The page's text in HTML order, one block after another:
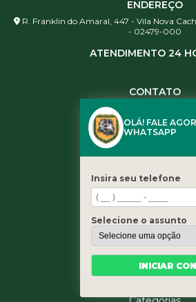
ENDEREÇO
R. Franklin do Amaral, 447 - Vila Nova
- 02479-000
ATENDIMENTO 24
CONTATO
(11) 3461-5871
Home
Quem somos
Serviços
Blog
OLÁ! FALE
WHATSAPP
Insira seu telefone
Selecione o assunto
INICIAR